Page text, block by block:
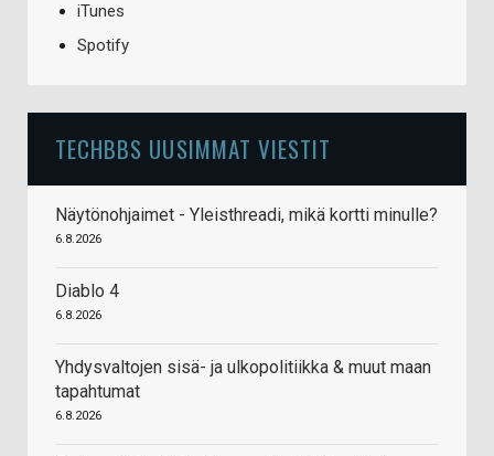
iTunes
Spotify
TECHBBS UUSIMMAT VIESTIT
Näytönohjaimet - Yleisthreadi, mikä kortti minulle?
6.8.2026
Diablo 4
6.8.2026
Yhdysvaltojen sisä- ja ulkopolitiikka & muut maan
tapahtumat
6.8.2026